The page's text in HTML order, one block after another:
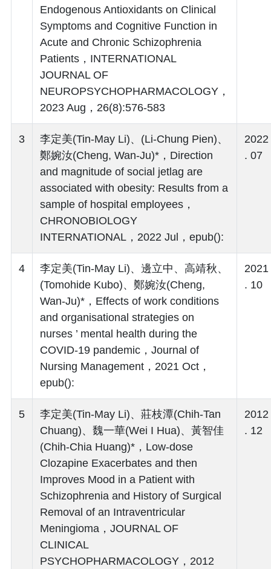
Endogenous Antioxidants on Clinical
Symptoms and Cognitive Function in
Acute and Chronic Schizophrenia
Patients，INTERNATIONAL
JOURNAL OF
NEUROPSYCHOPHARMACOLOGY，
2023 Aug，26(8):576-583
3
李定美(Tin-May Li)、(Li-Chung Pien)、
鄭婉汝(Cheng, Wan-Ju)*，Direction
and magnitude of social jetlag are
associated with obesity: Results from a
sample of hospital employees，
CHRONOBIOLOGY
INTERNATIONAL，2022 Jul，epub():
2022
. 07
4
李定美(Tin-May Li)、邊立中、高靖秋、
(Tomohide Kubo)、鄭婉汝(Cheng,
Wan-Ju)*，Effects of work conditions
and organisational strategies on
nurses ’ mental health during the
COVID-19 pandemic，Journal of
Nursing Management，2021 Oct，
epub():
2021
. 10
5
李定美(Tin-May Li)、莊枝潭(Chih-Tan
Chuang)、魏一華(Wei I Hua)、黃智佳
(Chih-Chia Huang)*，Low-dose
Clozapine Exacerbates and then
Improves Mood in a Patient with
Schizophrenia and History of Surgical
Removal of an Intraventricular
Meningioma，JOURNAL OF
CLINICAL
PSYCHOPHARMACOLOGY，2012
2012
. 12